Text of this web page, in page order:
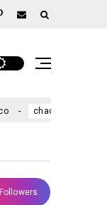
chaco
Followers